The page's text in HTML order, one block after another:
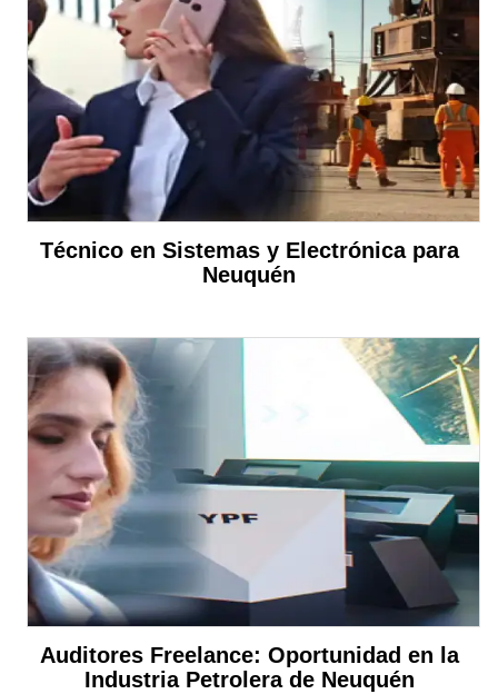
Técnico en Sistemas y Electrónica para
Neuquén
Auditores Freelance: Oportunidad en la
Industria Petrolera de Neuquén